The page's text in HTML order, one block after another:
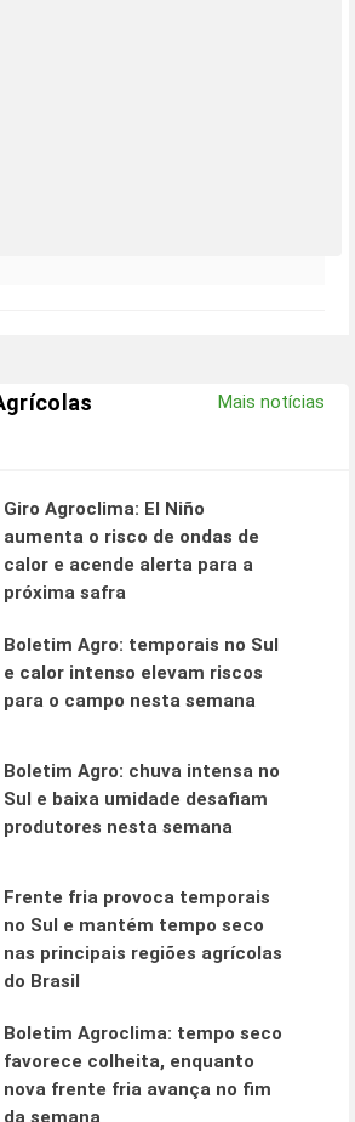
Mais notícias
Giro Agroclima: El Niño
aumenta o risco de ondas de
calor e acende alerta para a
próxima safra
Boletim Agro: temporais no Sul
e calor intenso elevam riscos
para o campo nesta semana
Boletim Agro: chuva intensa no
Sul e baixa umidade desafiam
produtores nesta semana
Frente fria provoca temporais
no Sul e mantém tempo seco
nas principais regiões agrícolas
do Brasil
Boletim Agroclima: tempo seco
favorece colheita, enquanto
nova frente fria avança no fim
da semana